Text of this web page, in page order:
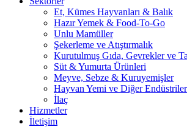
Et, Kümes Hayvanları & Balık
Hazır Yemek & Food-To-Go
Unlu Mamüller
Şekerleme ve Atıştırmalık
Kurutulmuş Gıda, Gevrekler ve
Süt & Yumurta Ürünleri
Meyve, Sebze & Kuruyemişler
Hayvan Yemi ve Diğer Endüstriler
İlaç
Hizmetler
İletişim